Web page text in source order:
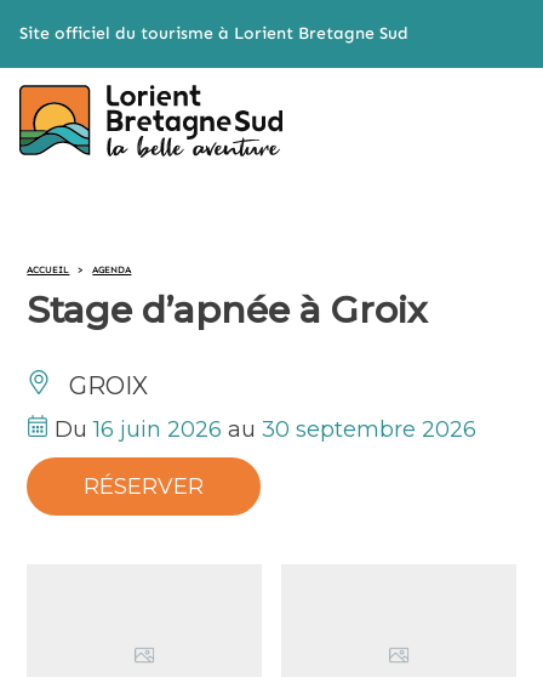
Site officiel du tourisme à Lorient Bretagne Sud
ACCUEIL > AGENDA
Stage d’apnée à Groix
GROIX
Du16 juin 2026 au30 septembre 2026
RÉSERVER